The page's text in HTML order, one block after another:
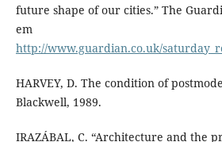
future shape of our cities.” The
em
http://www.guardian.co.uk/
HARVEY, D. The condition of
Blackwell, 1989.
IRAZÁBAL, C. “Architecture and the